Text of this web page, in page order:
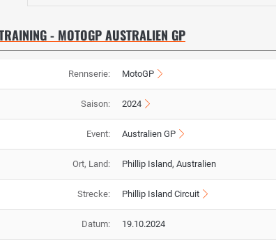
- MOTOGP AUSTRALIEN GP
Rennserie: MotoGP
Saison: 2024
Event: Australien GP
Ort, Land: Phillip Island, Australien
Strecke: Phillip Island Circuit
Datum: 19.10.2024